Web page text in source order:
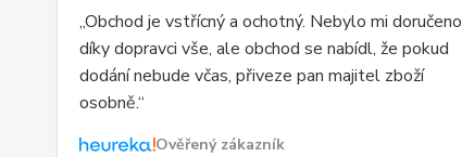
„Obchod je vstřícný a ochotný. Nebylo mi doručeno
díky dopravci vše, ale obchod se nabídl, že pokud
dodání nebude včas, přiveze pan majitel zboží
osobně.“
Ověřený zákazník